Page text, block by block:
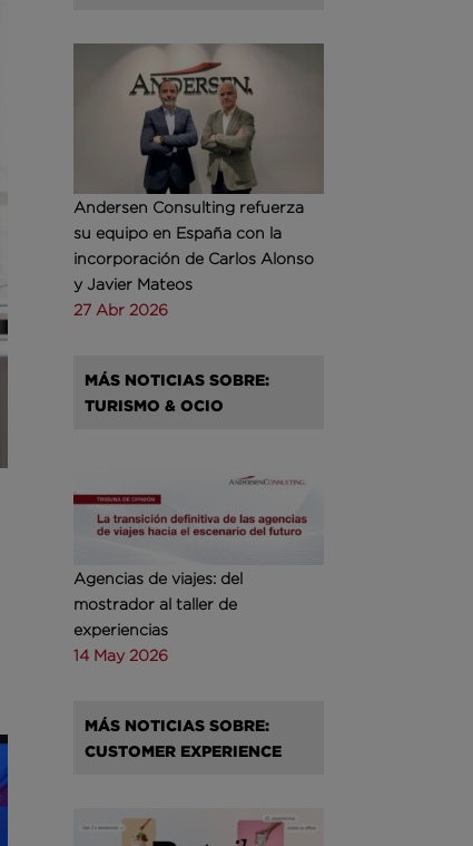
Andersen Consulting refuerza
su equipo en España con la
incorporación de Carlos Alonso
y Javier Mateos
27 Abr 2026
MÁS NOTICIAS SOBRE:
TURISMO & OCIO
Agencias de viajes: del
mostrador al taller de
experiencias
14 May 2026
MÁS NOTICIAS SOBRE:
CUSTOMER EXPERIENCE